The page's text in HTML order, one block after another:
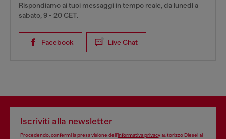
Rispondiamo ai tuoi messaggi in tempo reale, da lunedì a
sabato, 9 - 20 CET.
Facebook Live Chat
Iscriviti alla newsletter
Procedendo, confermi la presa visione dell’informativa privacyautorizzo Diesel al